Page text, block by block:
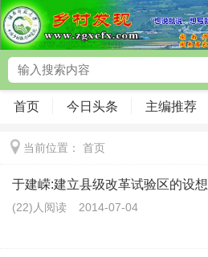
首页 今日头条 主编推荐
当前位置： 首页
于建嵘:建立县级改革试验区的设想
(22)人阅读 2014-07-04